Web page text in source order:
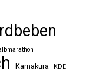
Kamakura KDE